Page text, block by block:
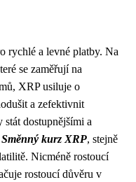
rychlé a levné platby. Na
se zaměřují na
XRP usiluje o
a zefektivnit
dostupnějšími a
Směnný kurz XRP, stejně
Nicméně rostoucí
rostoucí důvěru v